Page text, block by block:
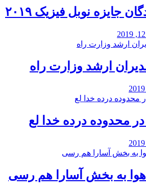
جایزه نوبل فیزیک ۲۰۱۹
ارشد وزارت راه
محدوده درده خدا لع
هوا به بخش آسارا هم رسی